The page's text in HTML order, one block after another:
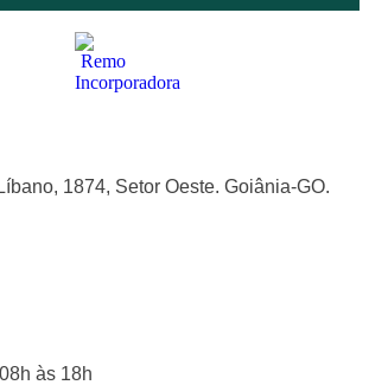
1874, Setor Oeste. Goiânia-GO.
às 18h